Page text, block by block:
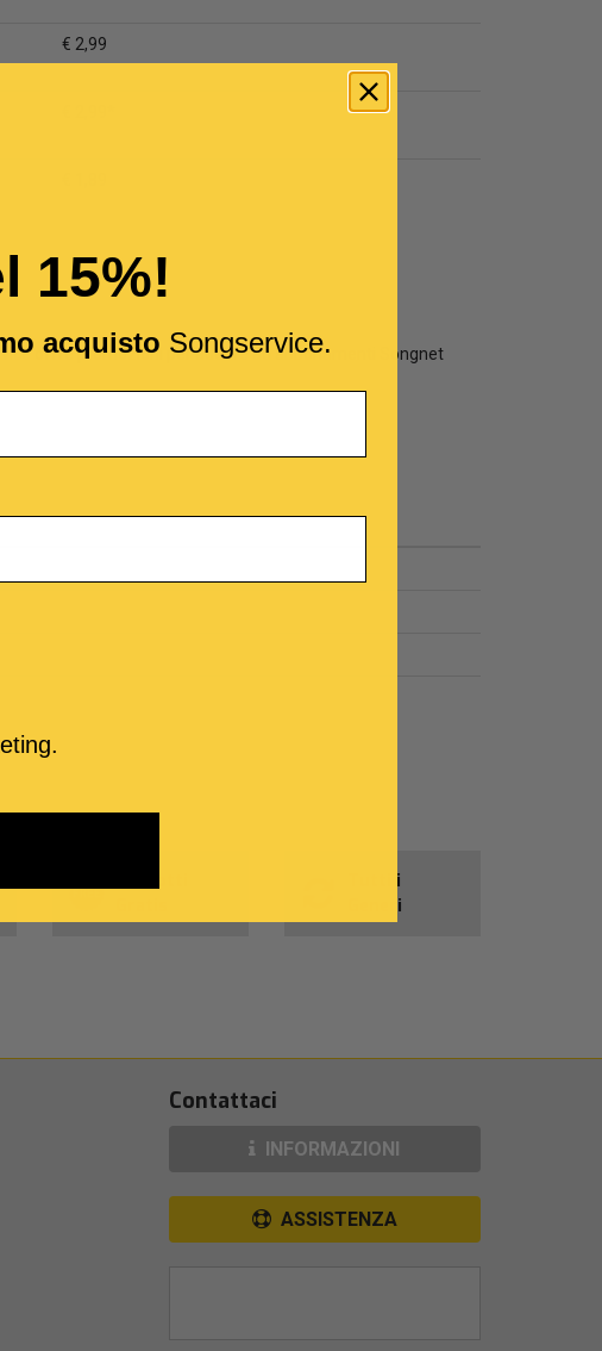
€ 2,99
offre promozioni per aderire ad abbonamenti Songnet
Tutti i
Generi
Contattaci
INFORMAZIONI
ASSISTENZA
15%!
acquisto Songservice.